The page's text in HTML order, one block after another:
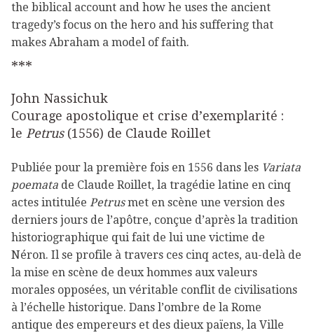
the biblical account and how he uses the ancient
tragedy’s focus on the hero and his suffering that
makes Abraham a model of faith.
***
John Nassichuk
Courage apostolique et crise d’exemplarité :
le Petrus(1556) de Claude Roillet
Publiée pour la première fois en 1556 dans les Variata
poemata de Claude Roillet, la tragédie latine en cinq
actes intitulée Petrusmet en scène une version des
derniers jours de l’apôtre, conçue d’après la tradition
historiographique qui fait de lui une victime de
Néron. Il se profile à travers ces cinq actes, au-delà de
la mise en scène de deux hommes aux valeurs
morales opposées, un véritable conflit de civilisations
à l’échelle historique. Dans l’ombre de la Rome
antique des empereurs et des dieux païens, la Ville